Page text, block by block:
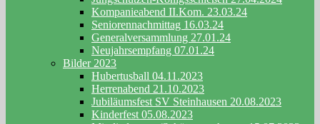
Kompanieabend II.Kom. 23.03.24
Seniorennachmittag 16.03.24
Generalversammlung 27.01.24
Neujahrsempfang 07.01.24
Bilder 2023
Hubertusball 04.11.2023
Herrenabend 21.10.2023
Jubiläumsfest SV Steinhausen 20.08.2023
Kinderfest 05.08.2023